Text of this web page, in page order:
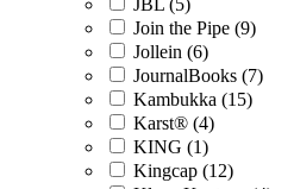
Join the Pipe (9)
Jollein (6)
JournalBooks (7)
Kambukka (15)
Karst® (4)
KING (1)
Kingcap (12)